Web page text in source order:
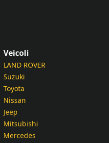
Veicoli
LAND ROVER
Suzuki
Toyota
Nissan
Jeep
Mitsubishi
Mercedes